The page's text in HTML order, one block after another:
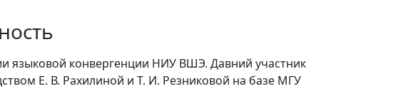
языковой конвергенции НИУ ВШЭ. Давний участник
Е. В. Рахилиной и Т. И. Резниковой на базе МГУ